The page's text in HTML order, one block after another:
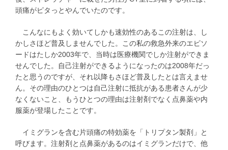
頭痛がピタっとやんでいたのです。
こんなにもよく効いてしかも速効性のあるこの注射は、し
かしさほど普及しませんでした。この私の救急外来のエピソ
ードはたしか2003年で、当時は医療機関でしか注射ができま
せんでした。自己注射ができるようになったのは2008年だっ
たと思うのですが、それ以降もさほど普及したとは言えませ
ん。その理由のひとつは自己注射に抵抗がある患者さんが少
なくないこと、もうひとつの理由は注射剤でなく点鼻薬や内
服薬が登場したことです。
イミグランを含む片頭痛の特効薬を「トリプタン製剤」と
呼びます。注射剤と点鼻薬があるのはイミグランだけで、他